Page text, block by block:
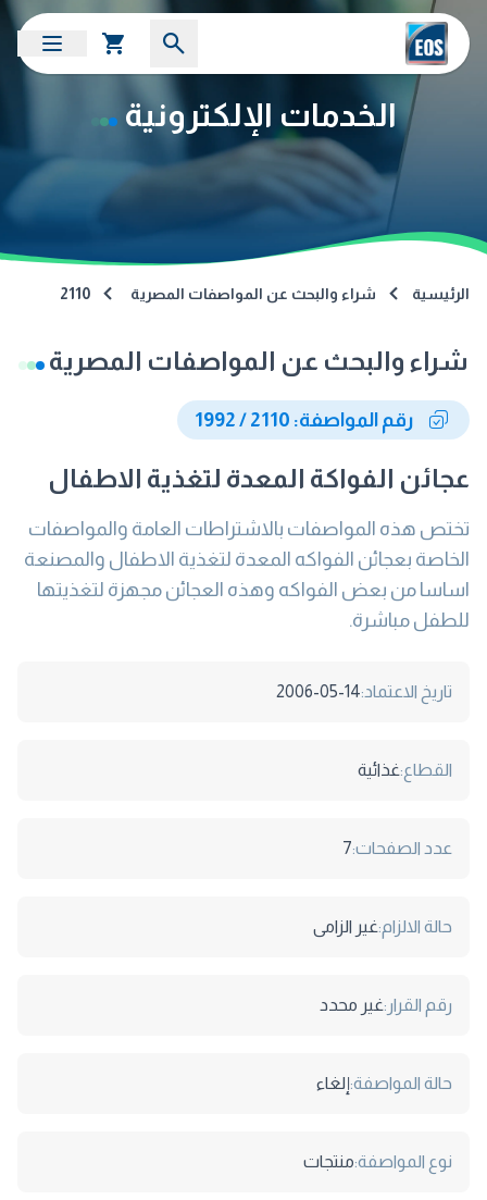
الخدمات الإلكترونية
الرئيسية شراء والبحث عن المواصفات المصرية 2110
شراء والبحث عن المواصفات المصرية
رقم المواصفة: 2110 / 1992
عجائن الفواكة المعدة لتغذية الاطفال
تختص هذه المواصفات بالاشتراطات العامة والمواصفات
الخاصة بعجائن الفواكه المعدة لتغذية الاطفال والمصنعة
اساسا من بعض الفواكه وهذه العجائن مجهزة لتغذيتها
للطفل مباشرة.
تاريخ الاعتماد:2006-05-14
القطاع:غذائية
عدد الصفحات:7
حالة الالزام:غير الزامى
رقم القرار:غير محدد
حالة المواصفة:إلغاء
نوع المواصفة:منتجات